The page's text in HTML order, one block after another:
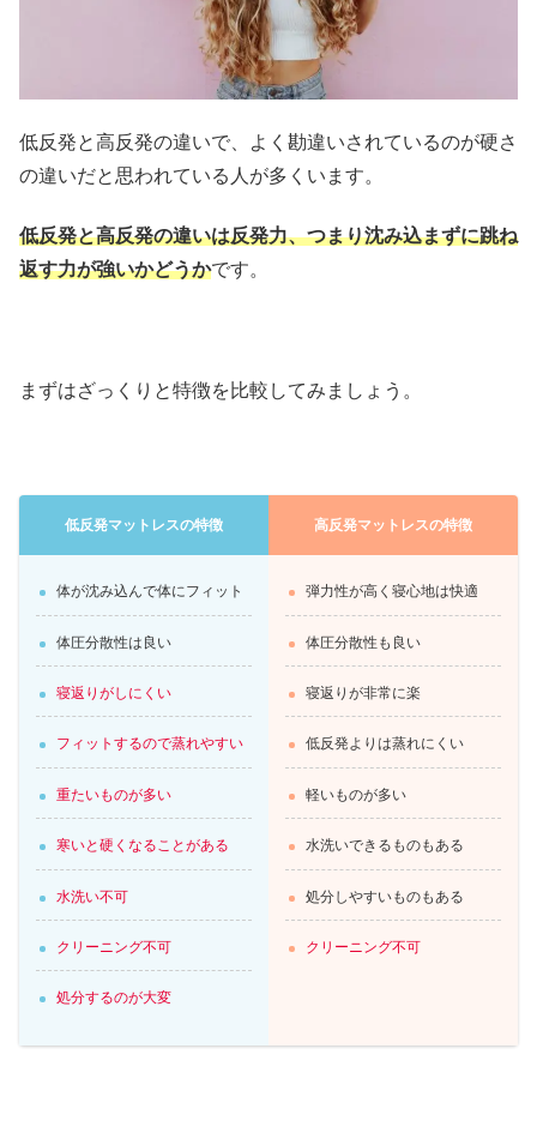
低反発と高反発の違いで、よく勘違いされているのが硬さ
の違いだと思われている人が多くいます。
低反発と高反発の違いは反発力、つまり沈み込まずに跳ね
返す力が強いかどうかです。
まずはざっくりと特徴を比較してみましょう。
低反発マットレスの特徴
体が沈み込んで体にフィット
体圧分散性は良い
寝返りがしにくい
フィットするので蒸れやすい
重たいものが多い
寒いと硬くなることがある
水洗い不可
クリーニング不可
処分するのが大変
高反発マットレスの特徴
弾力性が高く寝心地は快適
体圧分散性も良い
寝返りが非常に楽
低反発よりは蒸れにくい
軽いものが多い
水洗いできるものもある
処分しやすいものもある
クリーニング不可